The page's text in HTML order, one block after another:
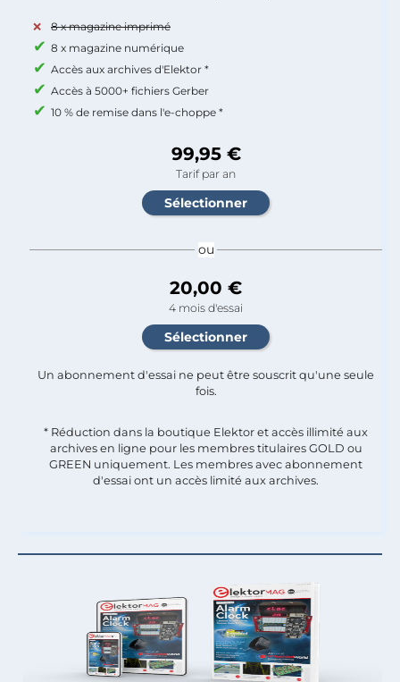
8 x magazine imprimé
8 x magazine numérique
Accès aux archives d'Elektor *
Accès à 5000+ fichiers Gerber
10 % de remise dans l'e-choppe *
99,95 €
Tarif par an
ou
20,00 €
4 mois d'essai
Un abonnement d'essai ne peut être souscrit qu'une seule
fois.​
* Réduction dans la boutique Elektor et accès illimité aux
archives en ligne pour les membres titulaires GOLD ou
GREEN uniquement. Les membres avec abonnement
d'essai ont un accès limité aux archives.